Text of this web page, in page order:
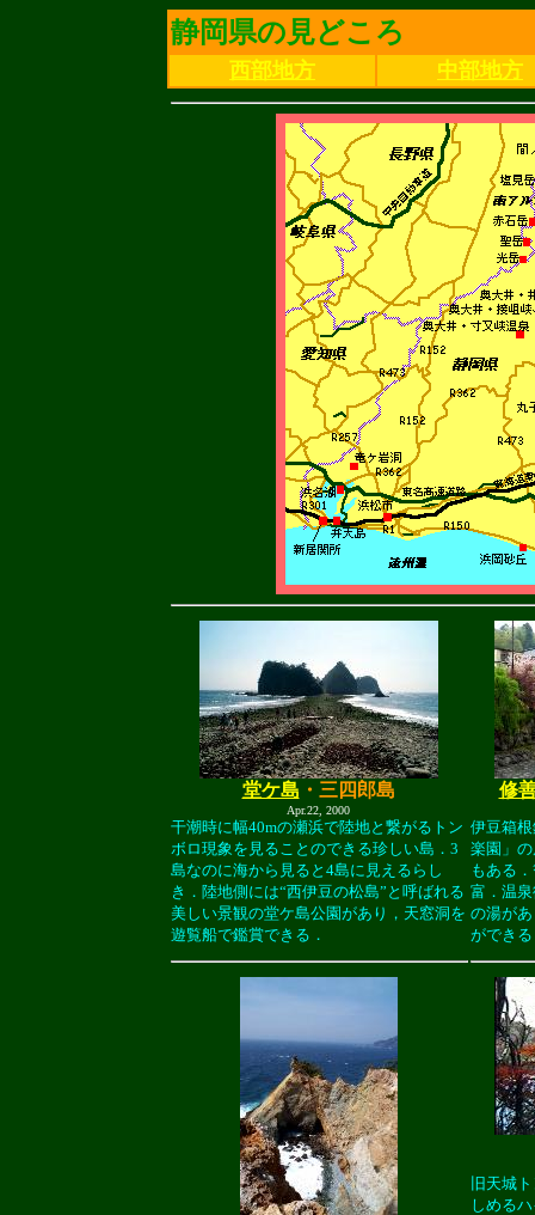
静岡県の見どころ
西部地方 中部地方
堂ケ島 ・三四郎島
Apr.22, 2000
干潮時に幅40mの瀬浜で陸地と繋がるトン
ボロ現象を見ることのできる珍しい島．3
島なのに海から見ると4島に見えるらし
き．陸地側には“西伊豆の松島”と呼ばれる
美しい景観の堂ケ島公園があり，天窓洞を
遊覧船で鑑賞できる．
修
伊豆箱
楽園」
もある
富．温
の湯が
ができ
旧天城
しめる